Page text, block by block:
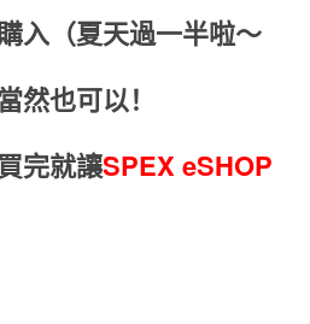
入（夏天過一半啦～
然也可以！
完就讓SPEX eSHOP